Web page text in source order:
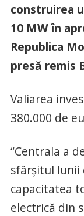
construirea
10 MW în
Republica
presă remis
Valiarea
380.000 de
“Centrala a
sfârșitul lunii
capacitatea
electrică din